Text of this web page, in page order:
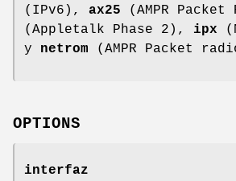
(IPv6), ax25 (AMPR
(Appletalk Phase 2), ipx
y netrom (AMPR Packet
OPTIONS
interfaz